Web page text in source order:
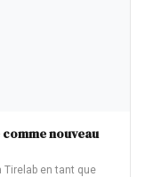
nouveau
Tirelab en tant que